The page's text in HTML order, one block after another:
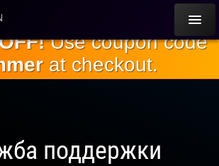
содержаниюUse coupon code
at checkout.
поддержки